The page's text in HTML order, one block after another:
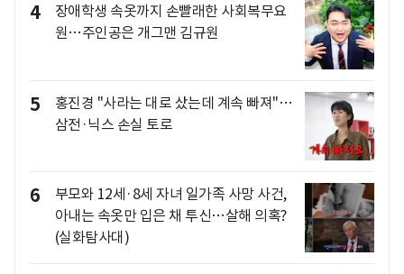
4
장애학생 속옷까지 손빨래한 사회복무요
원…주인공은 개그맨 김규원
5
홍진경 "사라는 대로 샀는데 계속 빠져"…
삼전·닉스 손실 토로
6
부모와 12세·8세 자녀 일가족 사망 사건,
아내는 속옷만 입은 채 투신…살해 의혹?
(실화탐사대)